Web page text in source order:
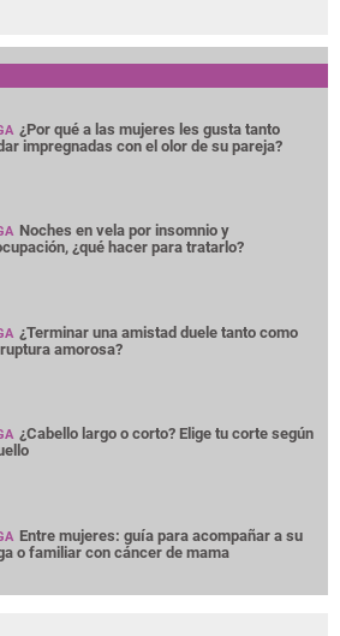
¿Por qué a las mujeres les gusta tanto
impregnadas con el olor de su pareja?
Noches en vela por insomnio y
¿qué hacer para tratarlo?
¿Terminar una amistad duele tanto como
amorosa?
¿Cabello largo o corto? Elige tu corte según
Entre mujeres: guía para acompañar a su
o familiar con cáncer de mama